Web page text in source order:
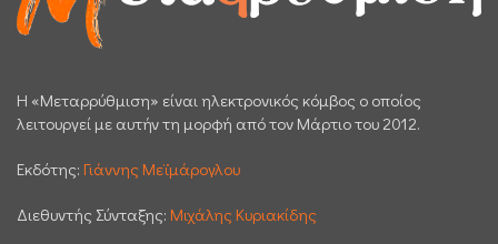
H «Μεταρρύθμιση» είναι ηλεκτρονικός κόμβος ο οποίος
λειτουργεί με αυτήν τη μορφή από τον Μάρτιο του 2012.
Εκδότης: Γιάννης Μεϊμάρογλου
Διεθυντής Σύνταξης: Μιχάλης Κυριακίδης